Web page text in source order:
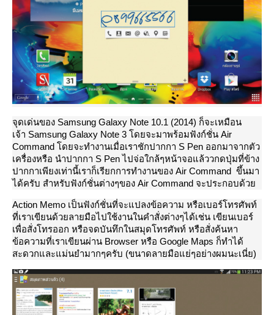
จุดเด่นของ Samsung Galaxy Note 10.1 (2014) ก็จะเหมือน
เจ้า Samsung Galaxy Note 3 โดยจะมาพร้อมฟังก์ชั่น Air
Command โดยจะทำงานเมื่อเราชักปากกา S Pen ออกมาจากตัว
เครื่องหรือ นำปากกา S Pen ไปจ่อใกล้ๆหน้าจอแล้ววกดปุ่มที่ข้าง
ปากกาเพียงเท่านี้เราก็เรียกการทำงานของ Air Command ขึ้นมา
ได้ครับ สำหรับฟังก์ชั่นต่างๆของ Air Command จะประกอบด้ว
Action Memo เป็นฟังก์ชั่นที่จะแปลงข้อความ หรือเบอร์โทรศัพท์
ที่เราเขียนด้วยลายมือไปใช้งานในคำสั่งต่างๆได้เช่น เขียนเบอร์
เพื่อสั่งโทรออก หรือจดบันทึกในสมุดโทรศัพท์ หรือสั่งค้นหา
ข้อความที่เราเขียนผ่าน Browser หรือ Google Maps ก็ทำได้
สะดวกและแม่นยำมากๆครับ (ขนาดลายมือแย่ๆอย่างผมนะเนี่ย)